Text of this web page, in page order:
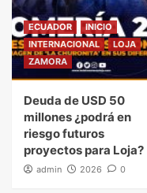
ECUADOR
INICIO
INTERNACIONAL
LOJA
ZAMORA
Deuda de USD 50
millones ¿podrá en
riesgo futuros
proyectos para Loja?
admin 2026 0